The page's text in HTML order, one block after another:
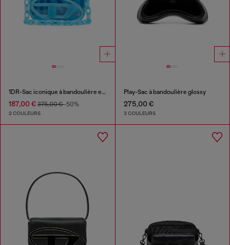
1DR-Sac iconique à bandoulière en TPU transparent
187,00 € 375,00 €-50%
2 COULEURS
Play-Sac à bandoulière glossy
275,00 €
3 COULEURS